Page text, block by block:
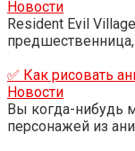
Новости
Resident Evil
✅ Как рисовать
Новости
Вы когда-нибудь
персонажей из